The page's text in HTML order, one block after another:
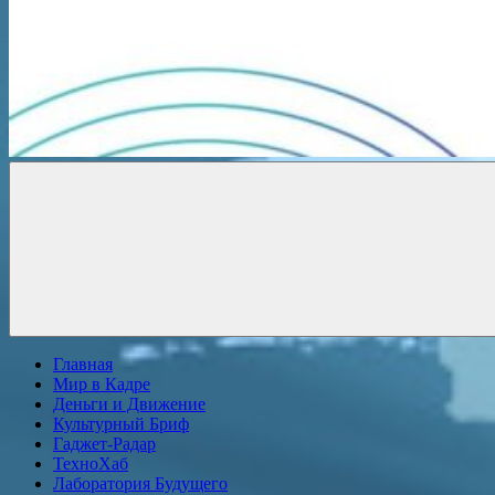
Главная
Мир в Кадре
Деньги и Движение
Культурный Бриф
Гаджет-Радар
ТехноХаб
Лаборатория Будущего